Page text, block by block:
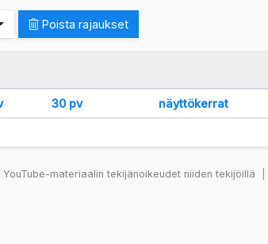
Poista rajaukset
30 pv näyttökerrat
YouTube-materiaalin tekijänoikeudet niiden tekijöillä